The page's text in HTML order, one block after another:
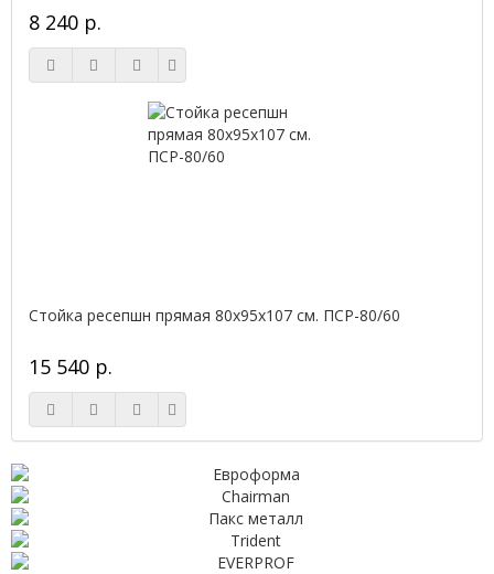
8 240 р.
Стойка ресепшн прямая 80х95х107 см. ПСР-80/60
15 540 р.